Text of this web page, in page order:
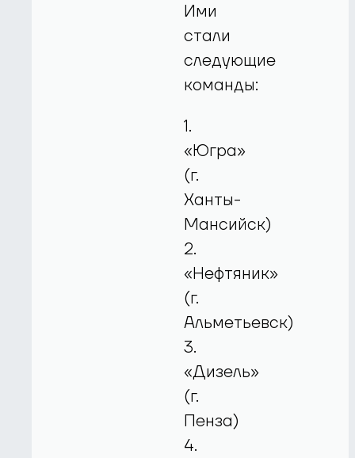
Ими
стали
следующие
команды:
1.
«Югра»
(г.
Ханты-
Мансийск)
2.
«Нефтяник»
(г.
Альметьевск)
3.
«Дизель»
(г.
Пенза)
4.